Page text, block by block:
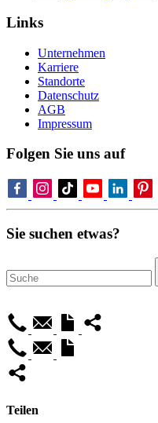
Links
Unternehmen
Karriere
Standorte
Datenschutz
AGB
Impressum
Folgen Sie uns auf
Sie suchen etwas?
Teilen